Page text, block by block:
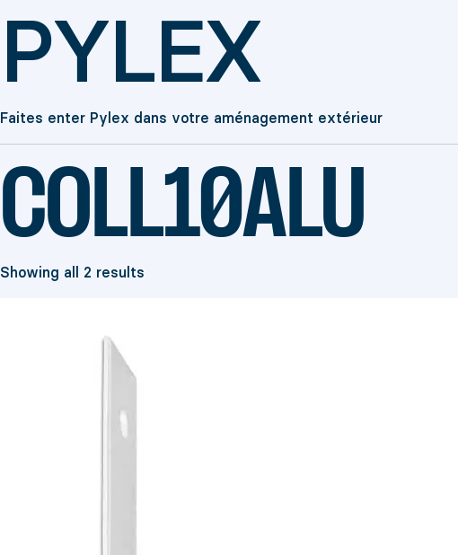
PYLEX
Faites enter Pylex dans votre aménagement extérieur
COLL10ALU
Showing all 2 results